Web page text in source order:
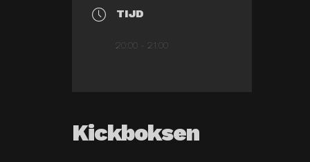
TIJD
20:00 - 21:00
Kickboksen